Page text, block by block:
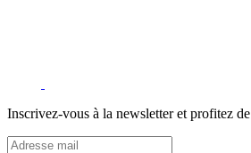
Inscrivez-vous à la newsletter et profitez